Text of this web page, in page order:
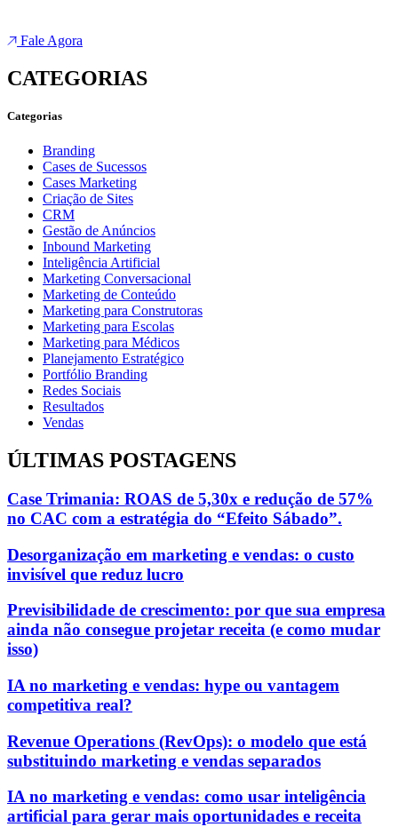
Fale Agora
CATEGORIAS
Categorias
Branding
Cases de Sucessos
Cases Marketing
Criação de Sites
CRM
Gestão de Anúncios
Inbound Marketing
Inteligência Artificial
Marketing Conversacional
Marketing de Conteúdo
Marketing para Construtoras
Marketing para Escolas
Marketing para Médicos
Planejamento Estratégico
Portfólio Branding
Redes Sociais
Resultados
Vendas
ÚLTIMAS POSTAGENS
Case Trimania: ROAS de 5,30x e redução de 57%
no CAC com a estratégia do “Efeito Sábado”.
Desorganização em marketing e vendas: o custo
invisível que reduz lucro
Previsibilidade de crescimento: por que sua empresa
ainda não consegue projetar receita (e como mudar
isso)
IA no marketing e vendas: hype ou vantagem
competitiva real?
Revenue Operations (RevOps): o modelo que está
substituindo marketing e vendas separados
IA no marketing e vendas: como usar inteligência
artificial para gerar mais oportunidades e receita